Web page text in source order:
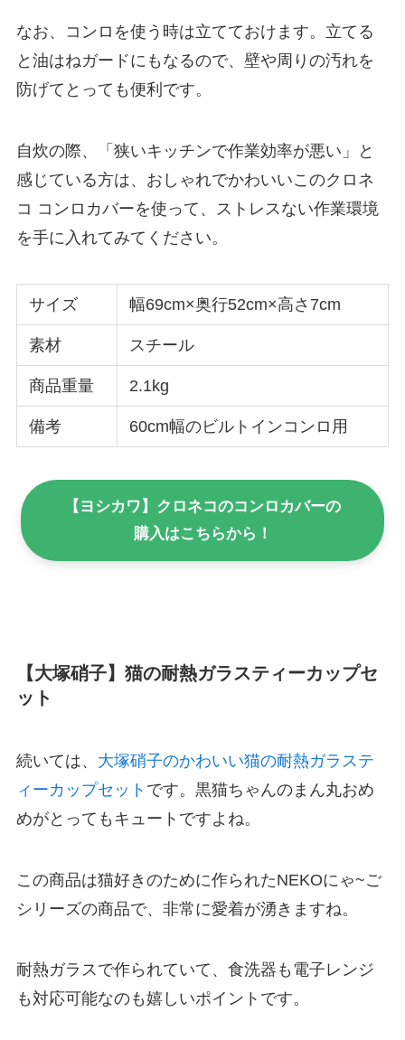
なお、コンロを使う時は立てておけます。立てる
と油はねガードにもなるので、壁や周りの汚れを
防げてとっても便利です。
自炊の際、「狭いキッチンで作業効率が悪い」と
感じている方は、おしゃれでかわいいこのクロネ
コ コンロカバーを使って、ストレスない作業環境
を手に入れてみてください。
サイズ 幅69cm×奥行52cm×高さ7cm
素材 スチール
商品重量 2.1kg
備考 60cm幅のビルトインコンロ用
【ヨシカワ】クロネコのコンロカバーの
購入はこちらから！
【大塚硝子】猫の耐熱ガラスティーカップセ
ット
続いては、 大塚硝子のかわいい猫の耐熱ガラステ
ィーカップセット です。黒猫ちゃんのまん丸おめ
めがとってもキュートですよね。
この商品は猫好きのために作られたNEKOにゃ~ご
シリーズの商品で、非常に愛着が湧きますね。
耐熱ガラスで作られていて、食洗器も電子レンジ
も対応可能なのも嬉しいポイントです。